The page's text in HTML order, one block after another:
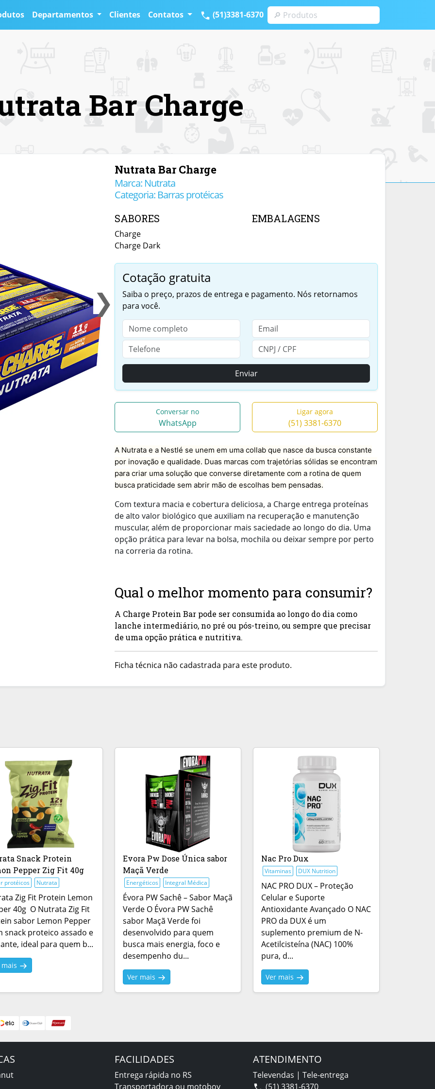
Departamentos Clientes Contatos (51)3381-6370
Bar Charge
❯
Nutrata Bar Charge
Marca: Nutrata
Categoria: Barras protéicas
SABORES
Charge
Charge Dark
EMBALAGENS
Cotação gratuita
Saiba o preço, prazos de entrega e pagamento. Nós retornamos
para você.
Enviar
Conversar no
WhatsApp
Ligar agora
(51) 3381-6370
A Nutrata e a Nestlé se unem em uma collab que nasce da busca constante
por inovação e qualidade. Duas marcas com trajetórias sólidas se encontram
para criar uma solução que converse diretamente com a rotina de quem
busca praticidade sem abrir mão de escolhas bem pensadas.
Com textura macia e cobertura deliciosa, a Charge entrega proteínas
de alto valor biológico que auxiliam na recuperação e manutenção
muscular, além de proporcionar mais saciedade ao longo do dia. Uma
opção prática para levar na bolsa, mochila ou deixar sempre por perto
na correria da rotina.
Qual o melhor momento para consumir?
A Charge Protein Bar pode ser consumida ao longo do dia como
lanche intermediário, no pré ou pós-treino, ou sempre que precisar
de uma opção prática e nutritiva.
Ficha técnica não cadastrada para este produto.
Snack Protein
Pepper Zig Fit 40g
protéicos Nutrata
Zig Fit Protein Lemon
40g O Nutrata Zig Fit
sabor Lemon Pepper
snack proteico assado e
ideal para quem b...
mais
Evora Pw Dose Única sabor
Maçã Verde
Energéticos Integral Médica
Évora PW Sachê – Sabor Maçã
Verde O Évora PW Sachê
sabor Maçã Verde foi
desenvolvido para quem
busca mais energia, foco e
desempenho du...
Ver mais
Nac Pro Dux
Vitaminas DUX Nutrition
NAC PRO DUX – Proteção
Celular e Suporte
Antioxidante Avançado O NAC
PRO da DUX é um
suplemento premium de N-
Acetilcisteína (NAC) 100%
pura, d...
Ver mais
FACILIDADES
Entrega rápida no RS
Transportadora ou motoboy
ATENDIMENTO
Televendas | Tele-entrega
(51) 3381-6370